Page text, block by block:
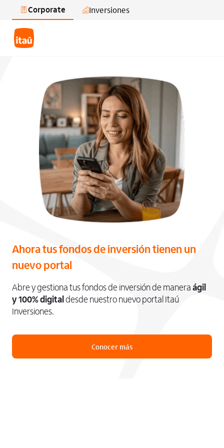
Saltar al contenido principal
Corporate Inversiones
Ahora tus fondos de inversión tienen un
nuevo portal
Abre y gestiona tus fondos de inversión de manera ágil
y 100% digitaldesde nuestro nuevo portal Itaú
Inversiones.
Conocer más